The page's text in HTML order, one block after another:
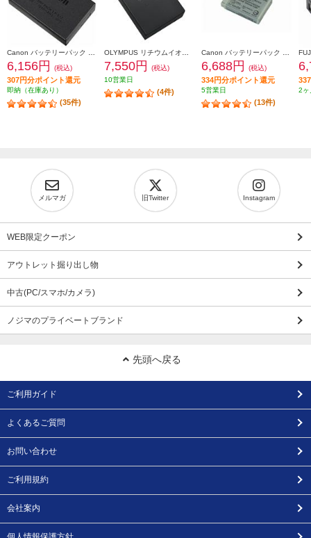
6,156円 (税込)
307円分ポイント還元
即納（在庫あり）
(35件)
7,550円
(税込)
10営業日
(4件)
6,688円 (税込)
334円分ポイント還元
5営業日
(13件)
2ヶ
メルマガ 旧Twitter Instagram
WEB限定クーポン
アウトレット掘り出し物
中古(PC/スマホ/カメラ)
ノジマのプライベートブランド
先頭へ戻る
ご利用ガイド
よくあるご質問
お問い合わせ
ご利用規約
会社案内